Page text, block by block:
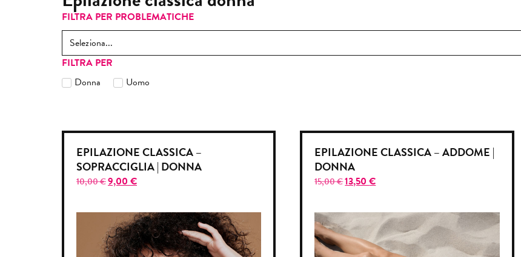
FILTRA PER PROBLEMATICHE
Seleziona...
FILTRA PER
Donna
Uomo
EPILAZIONE CLASSICA –
SOPRACCIGLIA | DONNA
10,00€9,00€
EPILAZIONE CLASSICA – ADDOME |
DONNA
15,00€13,50€